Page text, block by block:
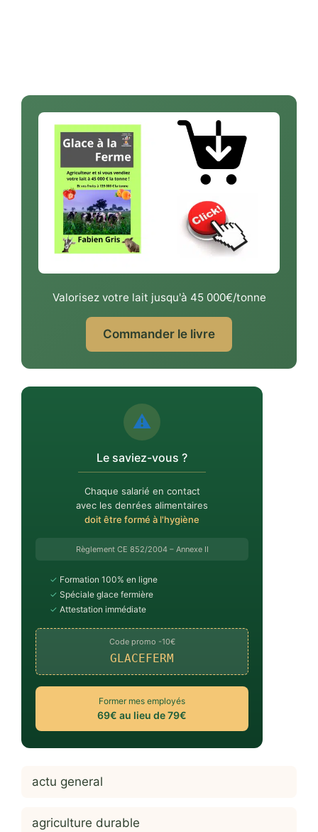
Valorisez votre lait jusqu'à 45 000€/tonne
Commander le livre
⚠️
Le saviez-vous ?
Chaque salarié en contact
avec les denrées alimentaires
doit être formé à l'hygiène
Règlement CE 852/2004 – Annexe II
✓ Formation 100% en ligne
✓ Spéciale glace fermière
✓ Attestation immédiate
Code promo -10€
GLACEFERM
Former mes employés
69€ au lieu de 79€
actu general
agriculture durable